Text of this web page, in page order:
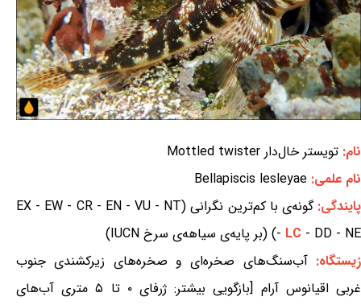
نام: تویستر خال‌دار Mottled twister
نام علمی: Bellapiscis lesleyae
پایندگی:
گونه‌ی با کم‌ترین نگرانی (EX - EW - CR - EN - VU - NT
- LC - DD - NE) (بر پایه‌ی سیاهه‌ی سرخ IUCN)
زیستگاه:آب‌سنگ‌های صخره‌ای و صخره‌های زیرکشندی جنوب
غربی اقیانوس آرام [بازگویی بیشتر: ژرفای ۰ تا ۵ متری آب‌های